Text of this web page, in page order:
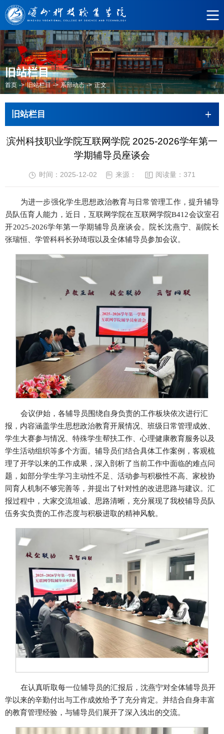
旧站栏目
首页 -> 旧站栏目 -> 系部动态 -> 正文
旧站栏目
滨州科技职业学院互联网学院 2025-2026学年第一
学期辅导员座谈会
时间：2025-12-02 来源： 阅读量：371
为进一步强化学生思想政治教育与日常管理工作，提升辅导
员队伍育人能力，近日，互联网学院在互联网学院B412会议室召
开2025-2026学年第一学期辅导员座谈会。院长沈燕宁、副院长
张瑞恒、学管科科长孙琦瑕以及全体辅导员参加会议。
会议伊始，各辅导员围绕自身负责的工作板块依次进行汇
报，内容涵盖学生思想政治教育开展情况、班级日常管理成效、
学生大赛参与情况、特殊学生帮扶工作、心理健康教育服务以及
学生活动组织等多个方面。辅导员们结合具体工作案例，客观梳
理了开学以来的工作成果，深入剖析了当前工作中面临的难点问
题，如部分学生学习主动性不足、活动参与积极性不高、家校协
同育人机制不够完善等，并提出了针对性的改进思路与建议。汇
报过程中，大家交流坦诚、思路清晰，充分展现了我校辅导员队
伍务实负责的工作态度与积极进取的精神风貌。
在认真听取每一位辅导员的汇报后，沈燕宁对全体辅导员开
学以来的辛勤付出与工作成效给予了充分肯定。并结合自身丰富
的教育管理经验，与辅导员们展开了深入浅出的交流。